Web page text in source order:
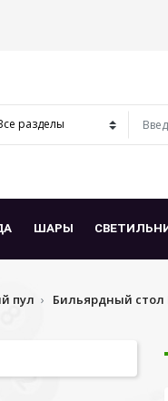
ШАРЫ
пул Бильярдный стол